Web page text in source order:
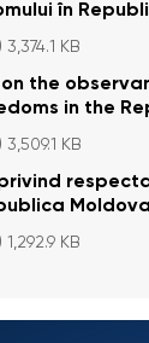
în
KB
the
in the
KB
KB